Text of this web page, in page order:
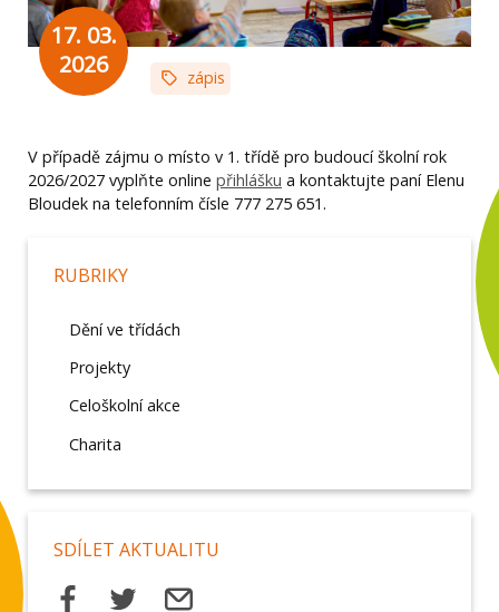
17. 03.
2026
zápis
V případě zájmu o místo v 1. třídě pro budoucí školní rok
2026/2027 vyplňte online přihlášku a kontaktujte paní Elenu
Bloudek na telefonním čísle 777 275 651.
RUBRIKY
Dění ve třídách
Projekty
Celoškolní akce
Charita
SDÍLET AKTUALITU